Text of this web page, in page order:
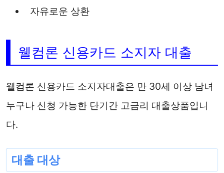
자유로운 상환
웰컴론 신용카드 소지자 대출
웰컴론 신용카드 소지자대출은 만 30세 이상 남녀
누구나 신청 가능한 단기간 고금리 대출상품입니
다.
대출 대상